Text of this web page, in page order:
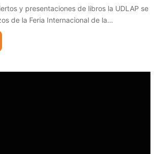
y presentaciones de libros la UDLAP se
de la Feria Internacional de la…